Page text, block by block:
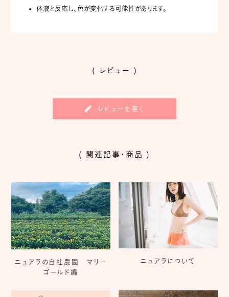
体液と反応し、色が変化する可能性があります。
( レビュー )
レビューを書く
( 関連記事・商品 )
ニュアラの自社農園 マリー
ゴールド編
ニュアラについて